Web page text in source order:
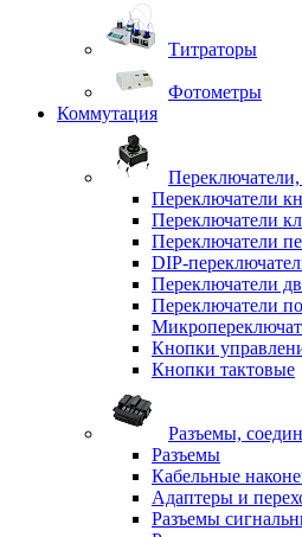
Титраторы
Фотометры
Коммутация
Переключатели
Переключатели
Переключатели
DIP-
Переключатели
Переключатели
Кнопки
Кнопки тактовые
Разъемы,
Разъемы
Кабельные
Адаптеры и
Разъемы